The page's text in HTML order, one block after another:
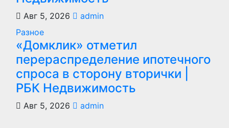
Авг 5, 2026
admin
Разное
«Домклик» отметил
перераспределение ипотечного
спроса в сторону вторички |
РБК Недвижимость
Авг 5, 2026 admin